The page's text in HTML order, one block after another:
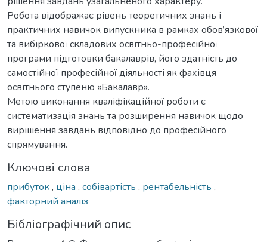
Робота відображає рівень теоретичних знань і
практичних навичок випускника в рамках обов’язкової
та вибіркової складових освітньо-професійної
програми підготовки бакалаврів, його здатність до
самостійної професійної діяльності як фахівця
освітнього ступеню «Бакалавр».
Метою виконання кваліфікаційної роботи є
систематизація знань та розширення навичок щодо
вирішення завдань відповідно до професійного
спрямування.
Ключові слова
прибуток, ціна , собівартість , рентабельність ,
факторний аналіз
Бібліографічний опис